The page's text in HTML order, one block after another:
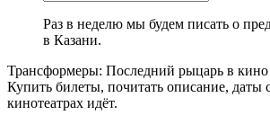
Раз в неделю мы будем писать о
в Казани.
Трансформеры: Последний рыцарь в кино
Купить билеты, почитать описание, даты
кинотеатрах идёт.